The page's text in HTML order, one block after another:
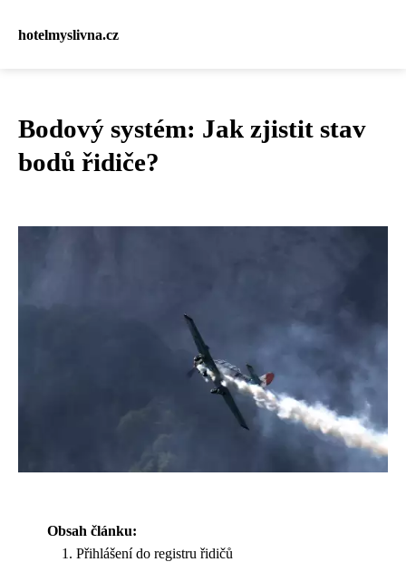
hotelmyslivna.cz
Bodový systém: Jak zjistit stav
bodů řidiče?
Obsah článku:
Přihlášení do registru řidičů